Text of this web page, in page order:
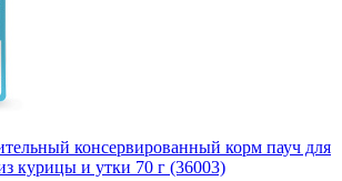
консервированный корм пауч для
курицы и утки 70 г (36003)